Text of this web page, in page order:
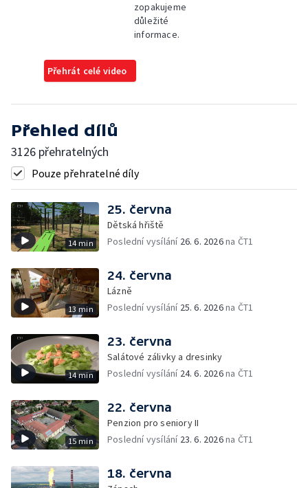
zopakujeme
důležité
informace.
Přehrát celé video
Přehled dílů
3126 přehratelných
Pouze přehratelné díly
14 min
25. června
Dětská hřiště
Poslední vysílání 26. 6. 2026na ČT1
13 min
24. června
Lázně
Poslední vysílání 25. 6. 2026na ČT1
14 min
23. června
Salátové zálivky a dresinky
Poslední vysílání 24. 6. 2026na ČT1
15 min
22. června
Penzion pro seniory II
Poslední vysílání 23. 6. 2026na ČT1
18. června